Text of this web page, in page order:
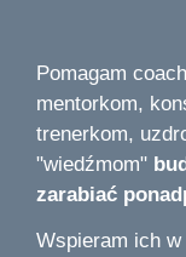
Pomagam
mentorkom,
trenerkom,
"wiedźmom"
zarabiać
Wspieram ich